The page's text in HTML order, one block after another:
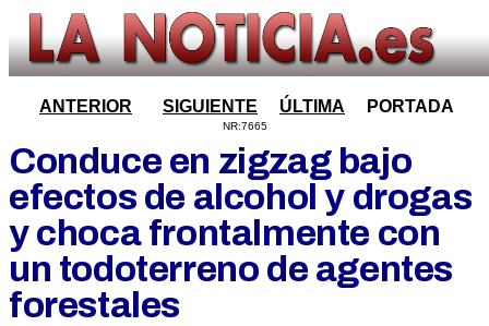
ANTERIOR SIGUIENTE ÚLTIMA PORTADA
NR:7665
Conduce en zigzag bajo
efectos de alcohol y drogas
y choca frontalmente con
un todoterreno de agentes
forestales